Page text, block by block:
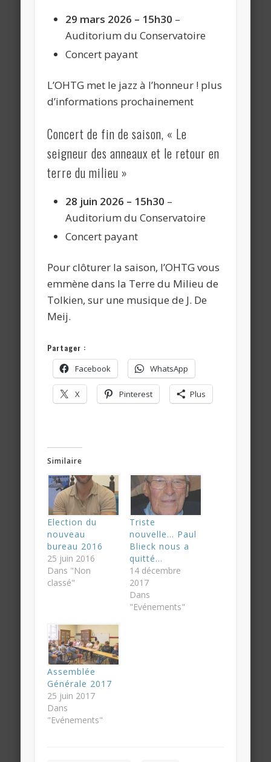
29 mars 2026 – 15h30 –
Auditorium du Conservatoire
Concert payant
L’OHTG met le jazz à l’honneur ! plus
d’informations prochainement
Concert de fin de saison, « Le
seigneur des anneaux et le retour en
terre du milieu »
28 juin 2026 – 15h30 –
Auditorium du Conservatoire
Concert payant
Pour clôturer la saison, l’OHTG vous
emmène dans la Terre du Milieu de
Tolkien, sur une musique de J. De
Meij.
Partager :
Facebook WhatsApp
X Pinterest Plus
Similaire
Election du
nouveau
bureau 2016
25 juin 2016
Dans "Non
classé"
Triste
nouvelle… Paul
Blieck nous a
quitté…
14 décembre
2017
Dans
"Evénements"
Assemblée
Générale 2017
25 juin 2017
Dans
"Evénements"